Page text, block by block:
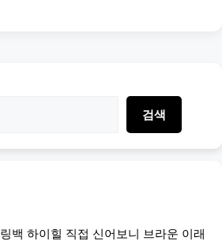
검색
백 하이힐 직접 신어보니 브라운 이래